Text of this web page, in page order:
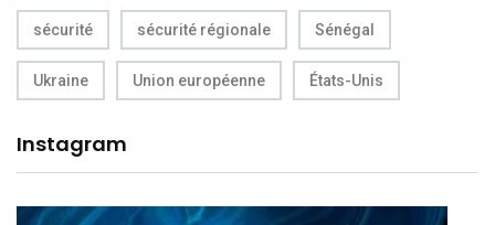
sécurité sécurité régionale Sénégal
Ukraine Union européenne États-Unis
Instagram